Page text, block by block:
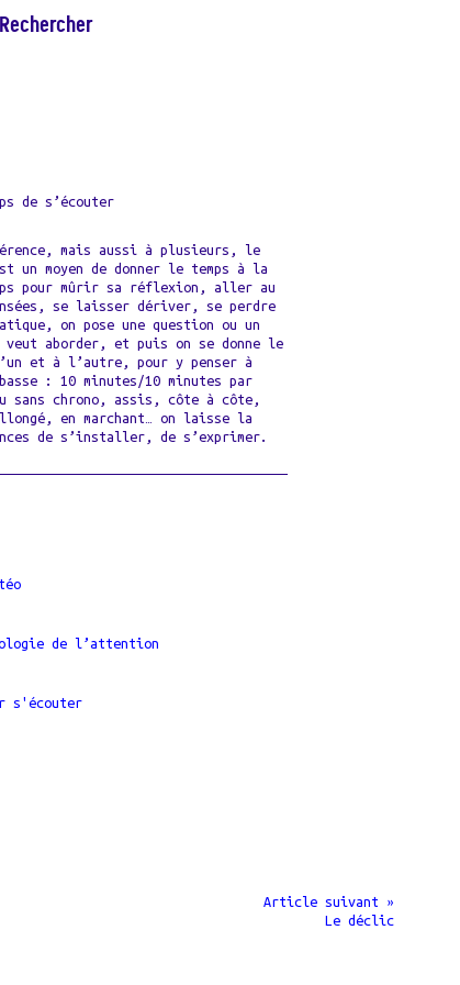
Rechercher
de s’écouter
mais aussi à plusieurs, le
un moyen de donner le temps à la
pour mûrir sa réflexion, aller au
se laisser dériver, se perdre
on pose une question ou un
veut aborder, et puis on se donne le
l’un et à l’autre, pour y penser à
: 10 minutes/10 minutes par
sans chrono, assis, côte à côte,
en marchant… on laisse la
de s’installer, de s’exprimer.
de l’attention
s'écouter
Article suivant »
Le déclic